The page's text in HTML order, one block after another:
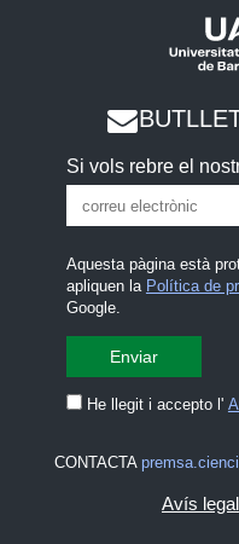
Si vols rebre el
Aquesta pàgina està
apliquen la Política de
Google.
He llegit i accepto l'
CONTACTA
Avís legal